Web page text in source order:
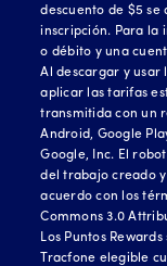
descuento de $5 se
inscripción. Para la
o débito y una
Al descargar y usar
aplicar las tarifas
transmitida con un
Android, Google
Google, Inc. El
del trabajo creado
acuerdo con los
Commons 3.0
Los Puntos
Tracfone elegible